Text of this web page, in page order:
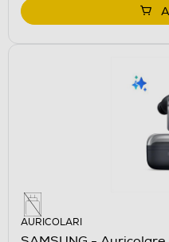
AURICOLARI